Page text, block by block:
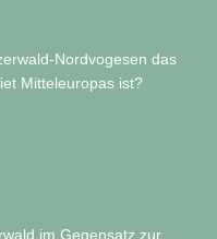
Nordvogesen das
Mitteleuropas ist?
im Gegensatz zur